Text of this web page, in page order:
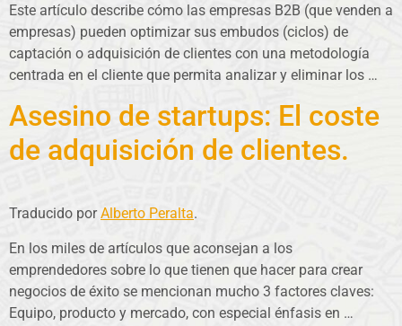
Este artículo describe cómo las empresas B2B (que venden a
empresas) pueden optimizar sus embudos (ciclos) de
captación o adquisición de clientes con una metodología
centrada en el cliente que permita analizar y eliminar los …
Asesino de startups: El coste
de adquisición de clientes.
Traducido porAlberto Peralta.
En los miles de artículos que aconsejan a los
emprendedores sobre lo que tienen que hacer para crear
negocios de éxito se mencionan mucho 3 factores claves:
Equipo, producto y mercado, con especial énfasis en …